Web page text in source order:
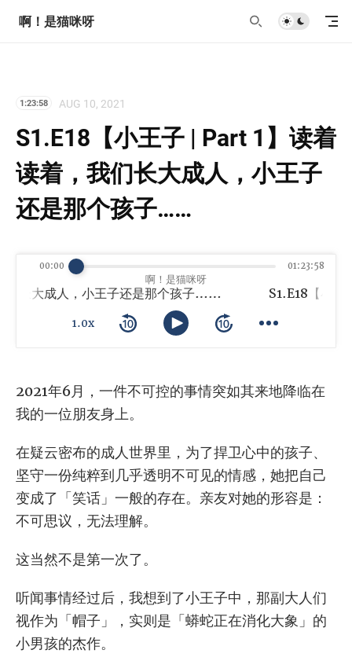
啊！是猫咪呀
1:23:58 AUG 10, 2021
S1.E18【小王子 | Part 1】读着
读着，我们长大成人，小王子
还是那个孩子……
啊！是猫咪呀
大成人，小王子还是那个孩子……
1.0x
00:00 01:23:58
2021年6月，一件不可控的事情突如其来地降临在
我的一位朋友身上。
在疑云密布的成人世界里，为了捍卫心中的孩子、
坚守一份纯粹到几乎透明不可见的情感，她把自己
变成了「笑话」一般的存在。亲友对她的形容是：
不可思议，无法理解。
这当然不是第一次了。
听闻事情经过后，我想到了小王子中，那副大人们
视作为「帽子」，实则是「蟒蛇正在消化大象」的
小男孩的杰作。